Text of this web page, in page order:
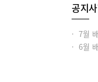
공지
· 7월
· 6월